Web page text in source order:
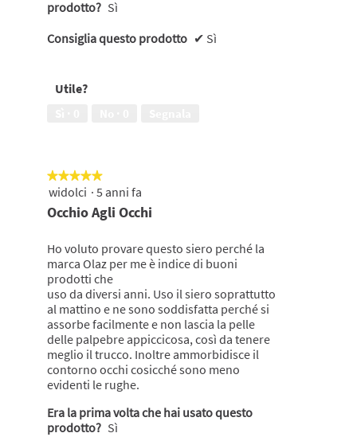
prodotto? Sì
Consiglia questo prodotto ✔ Sì
Utile?
★★★★★
★★★★★
5
5
widolci · 5 anni fa
Occhio Agli Occhi
Ho voluto provare questo siero perché la
marca Olaz per me è indice di buoni
prodotti che
uso da diversi anni. Uso il siero soprattutto
al mattino e ne sono soddisfatta perché si
assorbe facilmente e non lascia la pelle
delle palpebre appiccicosa, così da tenere
meglio il trucco. Inoltre ammorbidisce il
contorno occhi cosicché sono meno
evidenti le rughe.
Era la prima volta che hai usato questo
prodotto? Sì